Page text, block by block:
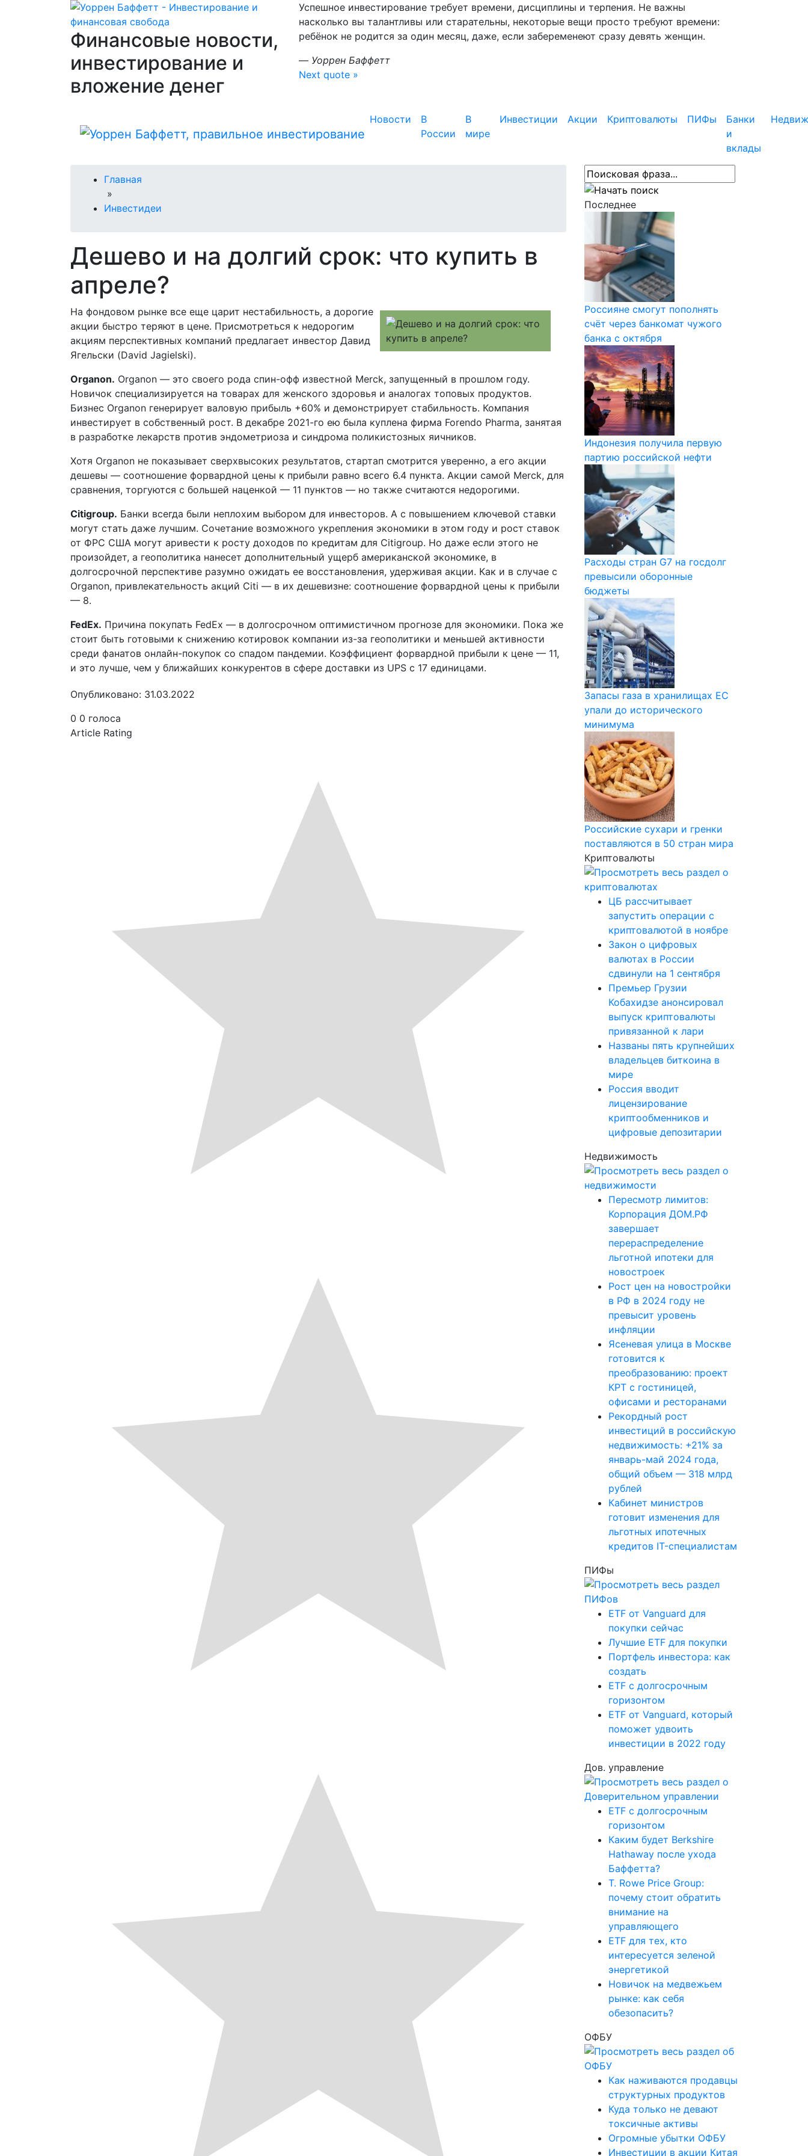
Финансовые новости,
инвестирование и
вложение денег
Успешное инвестирование требует времени, дисциплины и терпения. Не важны
насколько вы талантливы или старательны, некоторые вещи просто требуют времени:
ребёнок не родится за один месяц, даже, если забеременеют сразу девять женщин.
— Уоррен Баффетт
Next quote »
Новости
В
России
В
мире
Инвестиции Акции Криптовалюты ПИФы
Банки
и
вклады
Главная
»
Инвестидеи
Дешево и на долгий срок: что купить в
апреле?
На фондовом рынке все еще царит нестабильность, а дорогие
акции быстро теряют в цене. Присмотреться к недорогим
акциям перспективных компаний предлагает инвестор Давид
Ягельски (David Jagielski).
Organon. Organon — это своего рода спин-офф известной Merck, запущенный в прошлом году.
Новичок специализируется на товарах для женского здоровья и аналогах топовых продуктов.
Бизнес Organon генерирует валовую прибыль +60% и демонстрирует стабильность. Компания
инвестирует в собственный рост. В декабре 2021-го ею была куплена фирма Forendo Pharma, занятая
в разработке лекарств против эндометриоза и синдрома поликистозных яичников.
Хотя Organon не показывает сверхвысоких результатов, стартап смотрится уверенно, а его акции
дешевы — соотношение форвардной цены к прибыли равно всего 6.4 пункта. Акции самой Merck, для
сравнения, торгуются с большей наценкой — 11 пунктов — но также считаются недорогими.
Citigroup. Банки всегда были неплохим выбором для инвесторов. А с повышением ключевой ставки
могут стать даже лучшим. Сочетание возможного укрепления экономики в этом году и рост ставок
от ФРС США могут аривести к росту доходов по кредитам для Citigroup. Но даже если этого не
произойдет, а геополитика нанесет дополнительный ущерб американской экономике, в
долгосрочной перспективе разумно ожидать ее восстановления, удерживая акции. Как и в случае с
Organon, привлекательность акций Citi — в их дешевизне: соотношение форвардной цены к прибыли
— 8.
FedEx. Причина покупать FedEx — в долгосрочном оптимистичном прогнозе для экономики. Пока же
стоит быть готовыми к снижению котировок компании из-за геополитики и меньшей активности
среди фанатов онлайн-покупок со спадом пандемии. Коэффициент форвардной прибыли к цене — 11,
и это лучше, чем у ближайших конкурентов в сфере доставки из UPS с 17 единицами.
Опубликовано: 31.03.2022
0 0 голоса
Article Rating
Последнее
Россияне смогут пополнять
счёт через банкомат чужого
банка с октября
Индонезия получила первую
партию российской нефти
Расходы стран G7 на госдолг
превысили оборонные
бюджеты
Запасы газа в хранилищах ЕС
упали до исторического
минимума
Российские сухари и гренки
поставляются в 50 стран мира
Криптовалюты
ЦБ рассчитывает
запустить операции с
криптовалютой в ноябре
Закон о цифровых
валютах в России
сдвинули на 1 сентября
Премьер Грузии
Кобахидзе анонсировал
выпуск криптовалюты
привязанной к лари
Названы пять крупнейших
владельцев биткоина в
мире
Россия вводит
лицензирование
криптообменников и
цифровые депозитарии
Недвижимость
Пересмотр лимитов:
Корпорация ДОМ.РФ
завершает
перераспределение
льготной ипотеки для
новостроек
Рост цен на новостройки
в РФ в 2024 году не
превысит уровень
инфляции
Ясеневая улица в Москве
готовится к
преобразованию: проект
КРТ с гостиницей,
офисами и ресторанами
Рекордный рост
инвестиций в российскую
недвижимость: +21% за
январь-май 2024 года,
общий объем — 318 млрд
рублей
Кабинет министров
готовит изменения для
льготных ипотечных
кредитов IT-специалистам
ПИФы
ETF от Vanguard для
покупки сейчас
Лучшие ETF для покупки
Портфель инвестора: как
создать
ETF с долгосрочным
горизонтом
ETF от Vanguard, который
поможет удвоить
инвестиции в 2022 году
Дов. управление
ETF с долгосрочным
горизонтом
Каким будет Berkshire
Hathaway после ухода
Баффетта?
T. Rowe Price Group:
почему стоит обратить
внимание на
управляющего
ETF для тех, кто
интересуется зеленой
энергетикой
Новичок на медвежьем
рынке: как себя
обезопасить?
ОФБУ
Как наживаются продавцы
структурных продуктов
Куда только не девают
токсичные активы
Огромные убытки ОФБУ
Инвестиции в акции Китая